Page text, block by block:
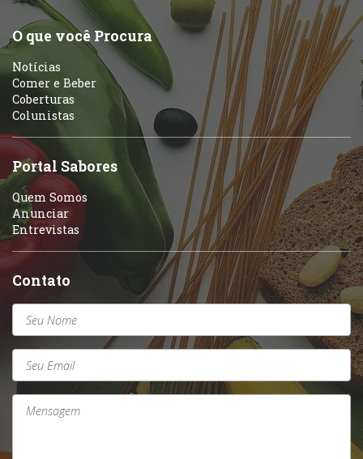
Pizzarias
Portuguesa
Self-service
Sobremesas e sorvetes
Sobremesas e sorvetes
Variados
O que você Procura
Notícias
Comer e Beber
Coberturas
Colunistas
Portal Sabores
Quem Somos
Anunciar
Entrevistas
Contato